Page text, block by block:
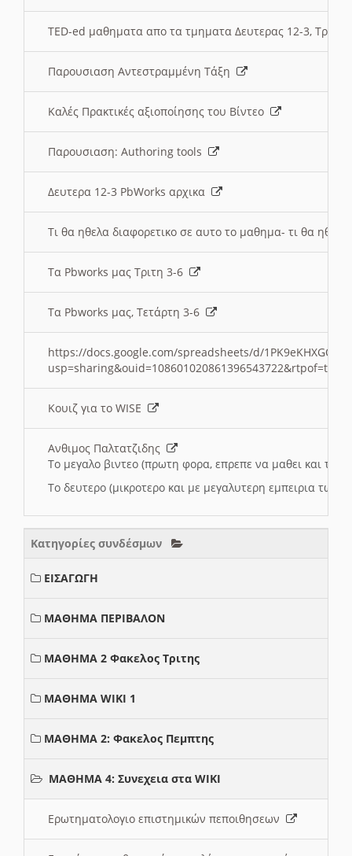
TED-ed μαθηματα απο τα τμηματα Δευτερας 12-3,
Παρουσιαση Αντεστραμμένη Τάξη
Καλές Πρακτικές αξιοποίησης του Βίντεο
Παρουσιαση: Authoring tools
Δευτερα 12-3 PbWorks αρχικα
Τι θα ηθελα διαφορετικο σε αυτο το μαθημα- τι θα
Τα Pbworks μας Τριτη 3-6
Τα Pbworks μας, Τετάρτη 3-6
https://docs.google.com/spreadsheets/d/
Κουιζ για το WISE
Ανθιμος Παλτατζιδης
Το μεγαλο βιντεο (πρωτη φορα, επρεπε να μαθει και το
Το δευτερο (μικροτερο και με μεγαλυτερη εμπειρια
Κατηγορίες συνδέσμων
ΕΙΣΑΓΩΓΗ
ΜΑΘΗΜΑ ΠΕΡΙΒΑΛΟΝ
ΜΑΘΗΜΑ 2 Φακελος Τριτης
ΜΑΘΗΜΑ WIKI 1
ΜΑΘΗΜΑ 2: Φακελος Πεμπτης
ΜΑΘΗΜΑ 4: Συνεχεια στα WIKI
Ερωτηματολογιο επιστημικών πεποιθησεων